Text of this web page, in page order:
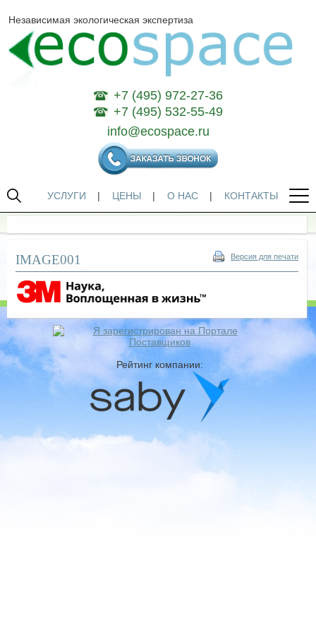
Независимая экологическая экспертиза
+7 (495) 972-27-36
+7 (495) 532-55-49
info@ecospace.ru
УСЛУГИ | ЦЕНЫ | О НАС | КОНТАКТЫ
Версия для печати
IMAGE001
Рейтинг компании: